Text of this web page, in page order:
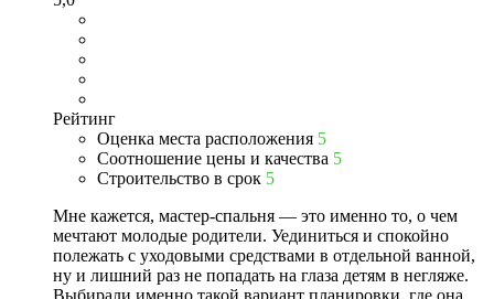
Рейтинг
Оценка места расположения 5
Соотношение цены и качества 5
Строительство в срок 5
Мне кажется, мастер-спальня — это именно то, о чем
мечтают молодые родители. Уединиться и спокойно
полежать с уходовыми средствами в отдельной ванной,
ну и лишний раз не попадать на глаза детям в негляже.
Выбирали именно такой вариант планировки, где она